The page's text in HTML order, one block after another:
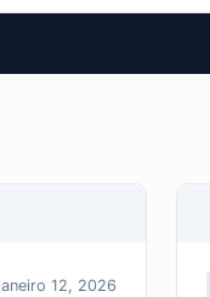
janeiro 12, 2026